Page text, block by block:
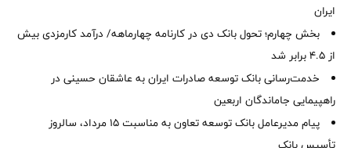
ایران
بخش چهارم؛ تحول بانک دی در کارنامه چهارماهه/ درآمد کارمزدی بیش
از ۴.۵ برابر شد
خدمت‌رسانی بانک توسعه صادرات ایران به عاشقان حسینی در
راهپیمایی جاماندگان اربعین
پیام مدیرعامل بانک توسعه تعاون به مناسبت 15 مرداد، سالروز